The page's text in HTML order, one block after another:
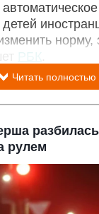
норму,
РБК
Читать полностью
рулем